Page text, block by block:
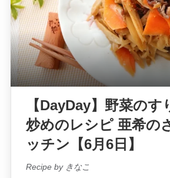
【DayDay】野菜のす
炒めのレシピ 亜希の
ッチン【6月6日】
Recipe by きなこ